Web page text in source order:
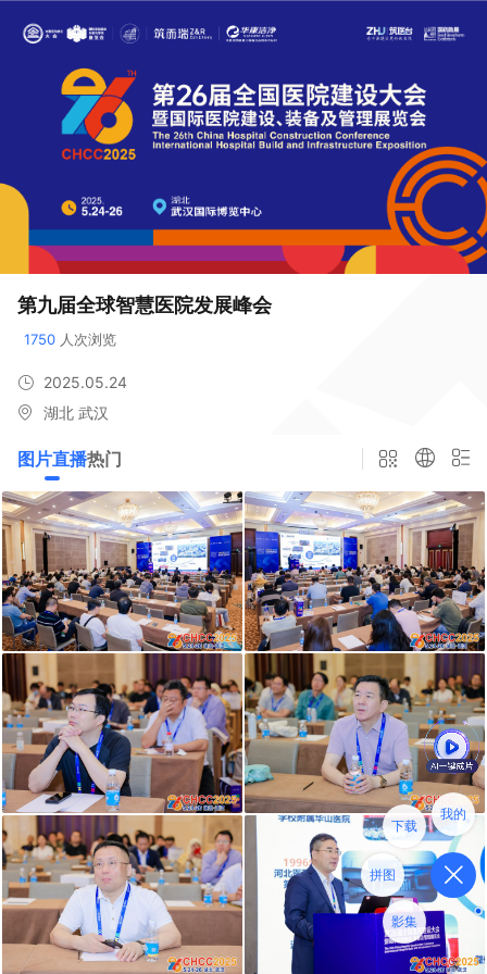
第九届全球智慧医院发展峰会
1750 人次浏览
2025.05.24
湖北 武汉
图片直播热门
我的
下载
拼图
影集